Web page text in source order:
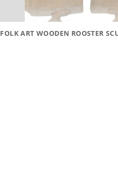
FOLK ART WOODEN ROOSTER